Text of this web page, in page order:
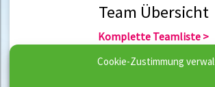
Cookie-Zustimmung
Team Übersicht
Komplette Teamliste >
Team Hannover >